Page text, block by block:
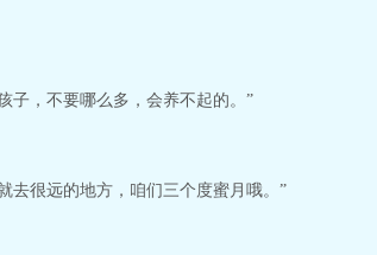
子，不要哪么多，会养不起的。”
去很远的地方，咱们三个度蜜月哦。”